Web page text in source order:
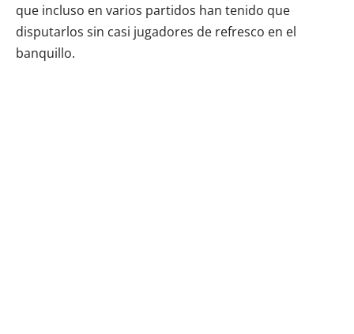
que incluso en varios partidos han tenido que
disputarlos sin casi jugadores de refresco en el
banquillo.